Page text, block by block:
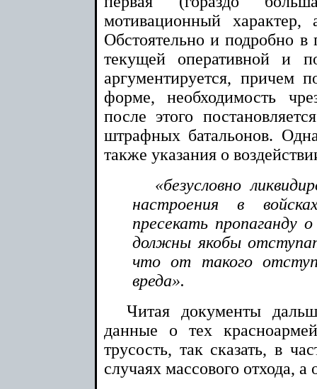
мотивационный характер,
Обстоятельно и подробно в
текущей оперативной и
аргументируется, причем
форме, необходимость
после этого
штрафных батальонов.
также указания о
«безусловно
настроения в
пресекать
должны якобы
что от такого
вреда».
Читая документы
данные о тех
трусость, так сказать, в
случаях массового отхода,